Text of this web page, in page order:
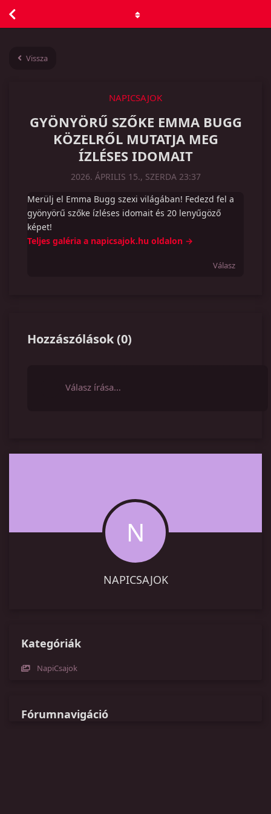
Vissza
NAPICSAJOK
GYÖNYÖRŰ SZŐKE EMMA BUGG
KÖZELRŐL MUTATJA MEG
ÍZLÉSES IDOMAIT
2026. ÁPRILIS 15., SZERDA 23:37
Merülj el Emma Bugg szexi világában! Fedezd fel a
gyönyörű szőke ízléses idomait és 20 lenyűgöző
képet!
Teljes galéria a napicsajok.hu oldalon →
Válasz
Hozzászólások(0)
Válasz írása…
N
NAPICSAJOK
Kategóriák
NapiCsajok
Fórumnavigáció